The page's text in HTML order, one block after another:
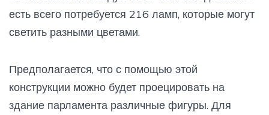
есть всего потребуется 216 ламп, которые могут
светить разными цветами.
Предполагается, что с помощью этой
конструкции можно будет проецировать на
здание парламента различные фигуры. Для